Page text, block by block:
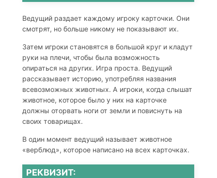
Ведущий раздает каждому игроку карточки. Они
смотрят, но больше никому не показывают их.
Затем игроки становятся в большой круг и кладут
руки на плечи, чтобы была возможность
опираться на других. Игра проста. Ведущий
рассказывает историю, употребляя названия
всевозможных животных. А игроки, когда слышат
животное, которое было у них на карточке
должны оторвать ноги от земли и повиснуть на
своих товарищах.
В один момент ведущий называет животное
«верблюд», которое написано на всех карточках.
РЕКВИЗИТ: